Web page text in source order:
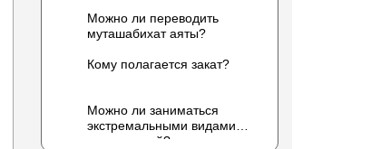
Можно ли переводить
муташабихат аяты?
Кому полагается закат?
Можно ли заниматься
экстремальными видами
развлечений?